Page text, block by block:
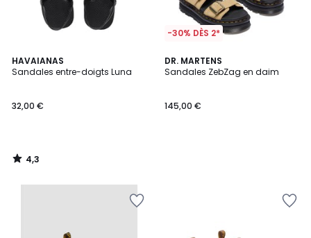
HAVAIANAS
Sandales entre-doigts Luna
32,00 €
4,3
/ 5
4,3
/
-30% DÈS 2*
DR. MARTENS
Sandales ZebZag en daim
145,00 €